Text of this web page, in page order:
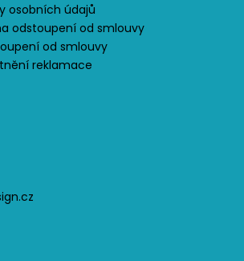
osobních údajů
odstoupení od smlouvy
od smlouvy
reklamace